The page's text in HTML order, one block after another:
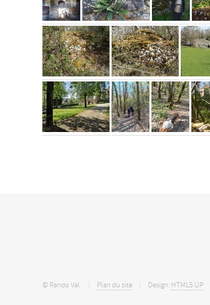
© Rando Val Plan du site Design: HTML5 UP